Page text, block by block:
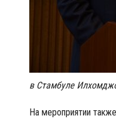
в Стамбуле
На мероприятии